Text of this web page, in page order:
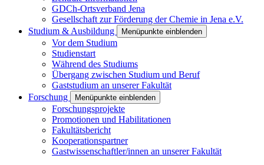
GDCh-Ortsverband Jena
Gesellschaft zur Förderung der Chemie in Jena e.V.
Studium & Ausbildung
Menüpunkte einblenden
Vor dem Studium
Studienstart
Während des Studiums
Übergang zwischen Studium und Beruf
Gaststudium an unserer Fakultät
Forschung
Menüpunkte einblenden
Forschungsprojekte
Promotionen und Habilitationen
Fakultätsbericht
Kooperationspartner
Gastwissenschaftler/innen an unserer Fakultät